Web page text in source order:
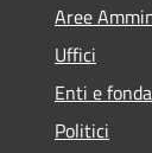
Aree
Uffici
Enti e
Politici